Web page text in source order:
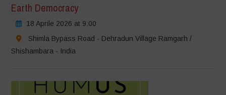
Earth Democracy
18 Aprile 2026 at 9:00
Shimla Bypass Road - Dehradun Village Ramgarh /
Shishambara - India